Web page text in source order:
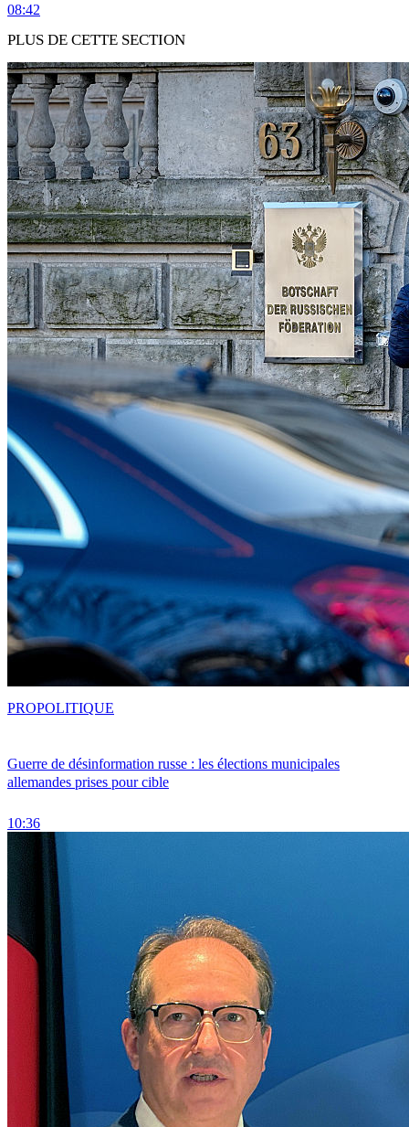
08:42
PLUS DE CETTE SECTION
Guerre de désinformation russe : les élections municipales
allemandes prises pour cible
10:36
PROPOLITIQUE